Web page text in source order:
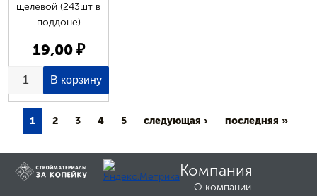
щелевой (243шт в
поддоне)
19,00 ₽
1 2 3 4 5 следующая › последняя »
Компания
О компании